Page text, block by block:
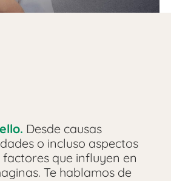
Desde causas
o incluso aspectos
que influyen en
Te hablamos de